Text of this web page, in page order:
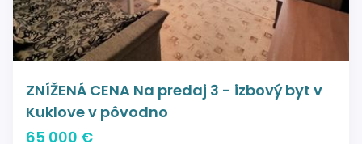
ZNÍŽENÁ CENA Na predaj 3 - izbový byt v
Kuklove v pôvodno
65 000 €